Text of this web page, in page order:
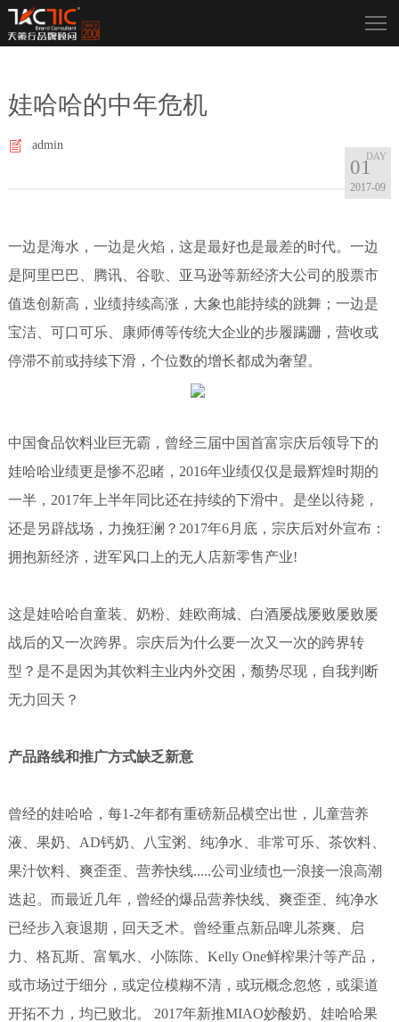
01
2017-09
娃哈哈的中年危机
admin
一边是海水，一边是火焰，这是最好也是最差的时代。一边
是阿里巴巴、腾讯、谷歌、亚马逊等新经济大公司的股票市
值迭创新高，业绩持续高涨，大象也能持续的跳舞；一边是
宝洁、可口可乐、康师傅等传统大企业的步履蹒跚，营收或
停滞不前或持续下滑，个位数的增长都成为奢望。
中国食品饮料业巨无霸，曾经三届中国首富宗庆后领导下的
娃哈哈业绩更是惨不忍睹，2016年业绩仅仅是最辉煌时期的
一半，2017年上半年同比还在持续的下滑中。是坐以待毙，
还是另辟战场，力挽狂澜？2017年6月底，宗庆后对外宣布：
拥抱新经济，进军风口上的无人店新零售产业!
这是娃哈哈自童装、奶粉、娃欧商城、白酒屡战屡败屡败屡
战后的又一次跨界。宗庆后为什么要一次又一次的跨界转
型？是不是因为其饮料主业内外交困，颓势尽现，自我判断
无力回天？
产品路线和推广方式缺乏新意
曾经的娃哈哈，每1-2年都有重磅新品横空出世，儿童营养
液、果奶、AD钙奶、八宝粥、纯净水、非常可乐、茶饮料、
果汁饮料、爽歪歪、营养快线.....公司业绩也一浪接一浪高潮
迭起。而最近几年，曾经的爆品营养快线、爽歪歪、纯净水
已经步入衰退期，回天乏术。曾经重点新品啤儿茶爽、启
力、格瓦斯、富氧水、小陈陈、Kelly One鲜榨果汁等产品，
或市场过于细分，或定位模糊不清，或玩概念忽悠，或渠道
开拓不力，均已败北。 2017年新推MIAO妙酸奶、娃哈哈果